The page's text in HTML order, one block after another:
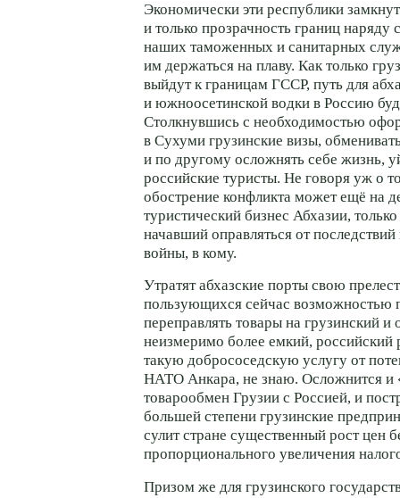
Экономически эти республики
и только прозрачность границ наряду
наших таможенных и санитарных
им держаться на плаву. Как только
выйдут к границам ГССР, путь для
и южноосетинской водки в Россию
Столкнувшись с необходимостью
в Сухуми грузинские визы,
и по другому осложнять себе жизнь,
российские туристы. Не говоря уж о
обострение конфликта может ещё на
туристический бизнес Абхазии, только
начавший оправляться от
войны, в кому.
Утратят абхазские порты свою
пользующихся сейчас возможностью
переправлять товары на грузинский и
неизмеримо более емкий, российский
такую добрососедскую услугу от
НАТО Анкара, не знаю. Осложнится и
товарообмен Грузии с Россией, и
большей степени грузинские
сулит стране существенный рост цен
пропорционального увеличения
Призом же для грузинского